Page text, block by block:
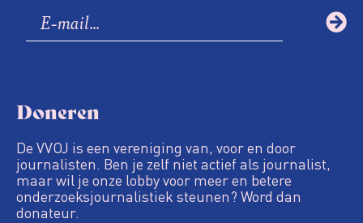
Doneren
De VVOJ is een vereniging van, voor en door
journalisten. Ben je zelf niet actief als journalist,
maar wil je onze lobby voor meer en betere
onderzoeksjournalistiek steunen? Word dan
donateur.